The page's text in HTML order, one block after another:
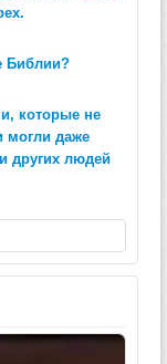
Библии?
которые не
могли даже
других людей